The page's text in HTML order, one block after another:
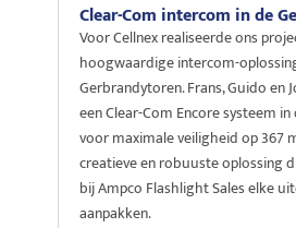
Clear-Com intercom in de
Voor Cellnex realiseerde ons
hoogwaardige intercom-
Gerbrandytoren. Frans, Guido en
een Clear-Com Encore systeem
voor maximale veiligheid op 367
creatieve en robuuste oplossing
bij Ampco Flashlight Sales elke
aanpakken.